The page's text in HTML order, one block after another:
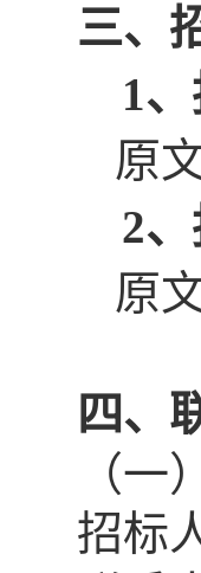
三、
1
原
2
原
四、
（一
招标